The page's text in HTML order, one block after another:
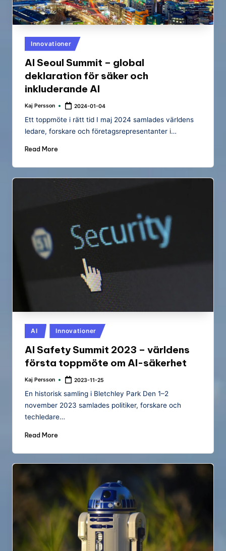
Posted
in
Innovationer
AI Seoul Summit – global
deklaration för säker och
inkluderande AI
Posted
Kaj Persson 2024-01-04
Ett toppmöte i rätt tid I maj 2024 samlades världens
ledare, forskare och företagsrepresentanter i…
Read More
Posted
in
AI Innovationer
AI Safety Summit 2023 – världens
första toppmöte om AI-säkerhet
Posted
Kaj Persson 2023-11-25
En historisk samling i Bletchley Park Den 1–2
november 2023 samlades politiker, forskare och
techledare…
Read More